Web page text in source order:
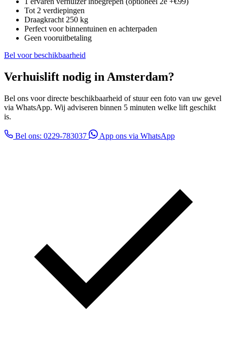
Tot 2 verdiepingen
Draagkracht 250 kg
Perfect voor binnentuinen en achterpaden
Geen vooruitbetaling
Bel voor beschikbaarheid
Verhuislift nodig in Amsterdam?
Bel ons voor directe beschikbaarheid of stuur een foto van uw gevel
via WhatsApp. Wij adviseren binnen 5 minuten welke lift geschikt
is.
Bel ons: 0229-783037 App ons via WhatsApp